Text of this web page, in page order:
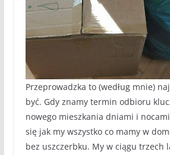
Przeprowadzka to (według mnie)
być. Gdy znamy termin odbioru
nowego mieszkania dniami i
się jak my wszystko co mamy w
bez uszczerbku. My w ciągu trzech